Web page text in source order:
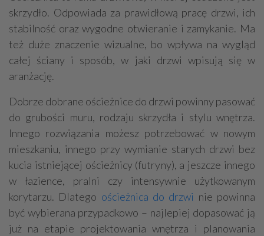
skrzydło. Odpowiada za prawidłową pracę drzwi, ich
stabilność oraz wygodne otwieranie i zamykanie. Ma
też duże znaczenie wizualne, bo wpływa na wygląd
całej ściany i sposób, w jaki drzwi wpisują się w
aranżację.
Dobrze dobrane ościeżnice do drzwi powinny pasować
do grubości muru, rodzaju skrzydła i stylu wnętrza.
Innego rozwiązania możesz potrzebować w nowym
mieszkaniu, innego przy wymianie starych drzwi bez
kucia istniejącej ościeżnicy (futryny), a jeszcze innego
w łazience, pralni czy intensywnie użytkowanym
korytarzu. Dlatego ościeżnica do drzwi nie powinna
być wybierana przypadkowo – najlepiej dopasować ją
już na etapie projektowania wnętrza i planowania